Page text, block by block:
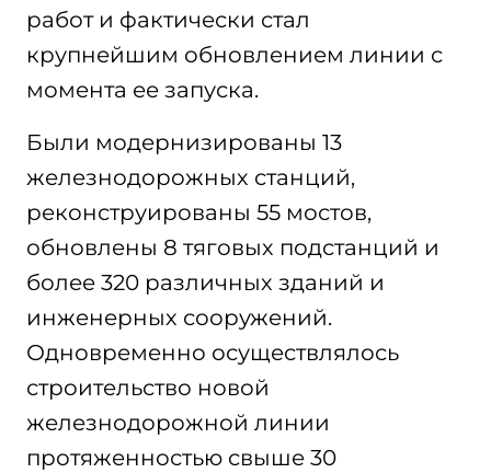
работ и фактически стал
крупнейшим обновлением линии с
момента ее запуска.
Были модернизированы 13
железнодорожных станций,
реконструированы 55 мостов,
обновлены 8 тяговых подстанций и
более 320 различных зданий и
инженерных сооружений.
Одновременно осуществлялось
строительство новой
железнодорожной линии
протяженностью свыше 30